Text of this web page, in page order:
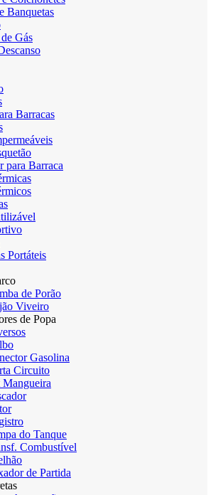
Banquetas
Gás
Barracas
para Barraca
Portáteis
de Porão
Viveiro
de Popa
Gasolina
Circuito
do Tanque
Combustível
de Partida